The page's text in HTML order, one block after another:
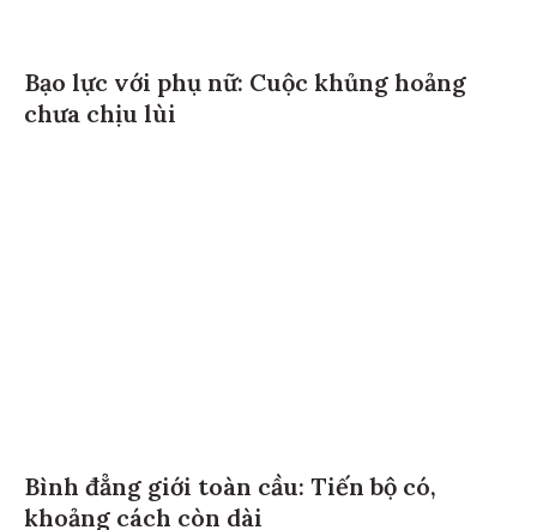
Bạo lực với phụ nữ: Cuộc khủng hoảng
chưa chịu lùi
Bình đẳng giới toàn cầu: Tiến bộ có,
khoảng cách còn dài